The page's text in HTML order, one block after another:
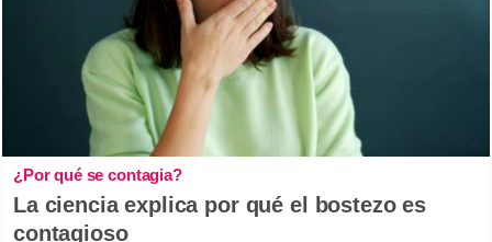
¿Por qué se contagia?
La ciencia explica por qué el bostezo es
contagioso